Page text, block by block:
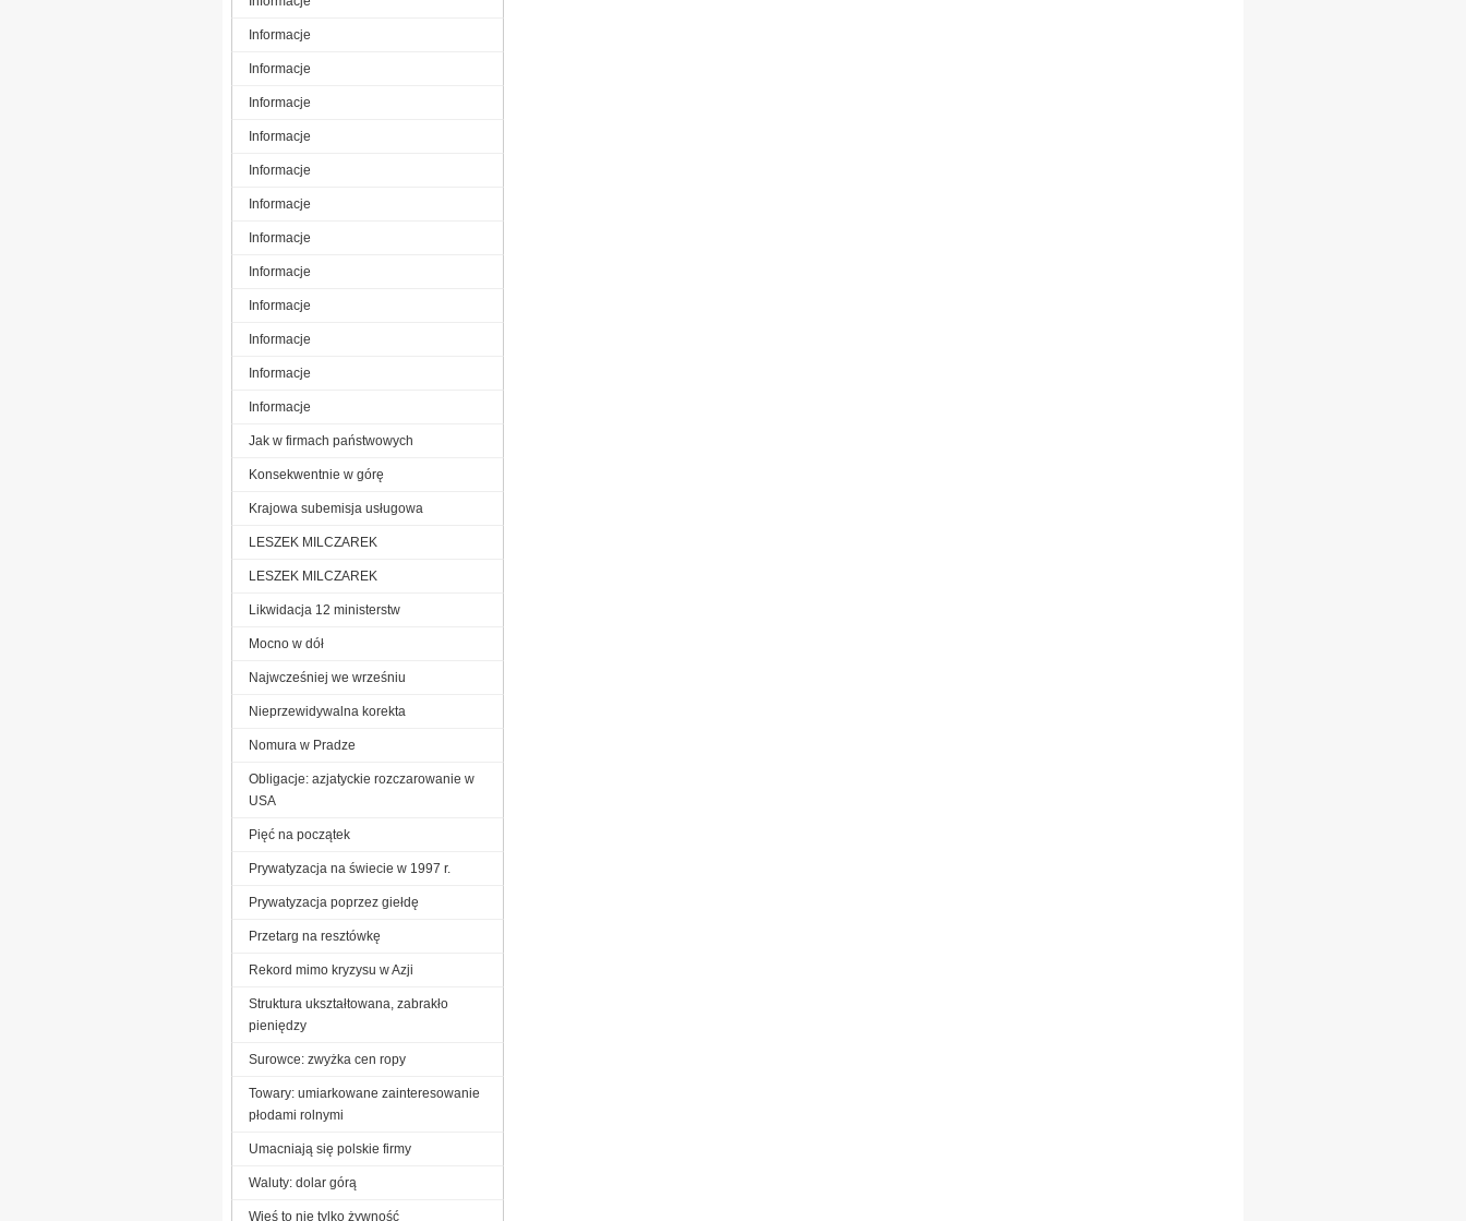
Informacje
Informacje
Informacje
Informacje
Informacje
Informacje
Informacje
Informacje
Informacje
Informacje
Informacje
Informacje
Jak w firmach państwowych
Konsekwentnie w górę
Krajowa subemisja usługowa
LESZEK MILCZAREK
LESZEK MILCZAREK
Likwidacja 12 ministerstw
Mocno w dół
Najwcześniej we wrześniu
Nieprzewidywalna korekta
Nomura w Pradze
Obligacje: azjatyckie rozczarowanie w
USA
Pięć na początek
Prywatyzacja na świecie w 1997 r.
Prywatyzacja poprzez giełdę
Przetarg na resztówkę
Rekord mimo kryzysu w Azji
Struktura ukształtowana, zabrakło
pieniędzy
Surowce: zwyżka cen ropy
Towary: umiarkowane zainteresowanie
płodami rolnymi
Umacniają się polskie firmy
Waluty: dolar górą
Wieś to nie tylko żywność